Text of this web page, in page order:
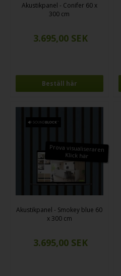
Akustikpanel - Conifer 60 x
300 cm
Beställ här
Prova visualiseraren
Klick här
Akustikpanel - Smokey blue 60
x 300 cm